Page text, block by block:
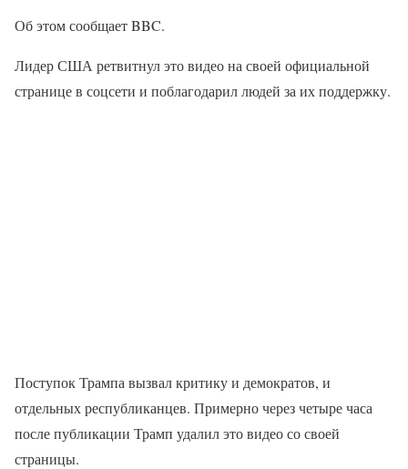
Об этом сообщает BBC.
Лидер США ретвитнул это видео на своей официальной
странице в соцсети и поблагодарил людей за их поддержку.
Поступок Трампа вызвал критику и демократов, и
отдельных республиканцев. Примерно через четыре часа
после публикации Трамп удалил это видео со своей
страницы.